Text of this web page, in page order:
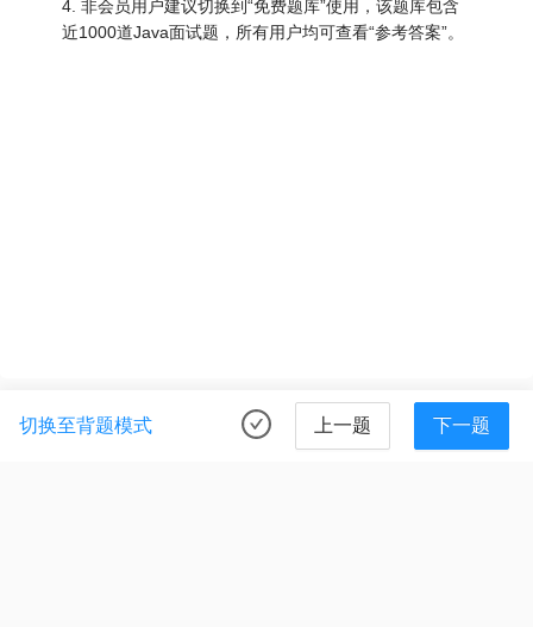
4. 非会员用户建议切换到“免费题库”使用，该题库包含
近1000道Java面试题 ，所有用户均可查看“参考答案”。
切换至背题模式 上一题 下一题